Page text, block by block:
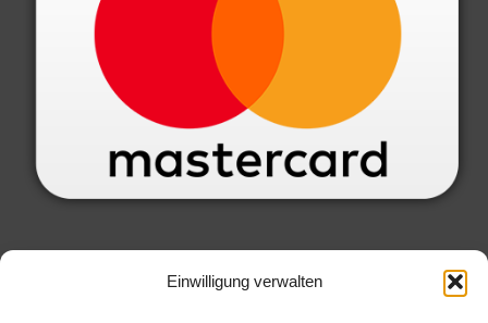
Einwilligung verwalten
SERVICE INFORMATIONEN